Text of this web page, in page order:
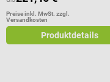
Preise inkl. MwSt. zzgl.
Versandkosten
Produktdetails